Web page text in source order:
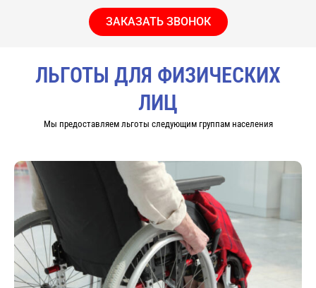
ЗАКАЗАТЬ ЗВОНОК
ЛЬГОТЫ ДЛЯ ФИЗИЧЕСКИХ
ЛИЦ
Мы предоставляем льготы следующим группам населения